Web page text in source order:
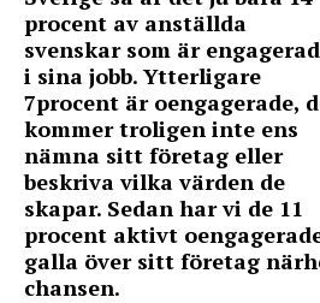
procent av anställda
svenskar som är
i sina jobb. Ytterligare
7procent är oengagerade,
kommer troligen inte ens
nämna sitt företag eller
beskriva vilka värden de
skapar. Sedan har vi de 11
procent aktivt
galla över sitt företag
chansen.